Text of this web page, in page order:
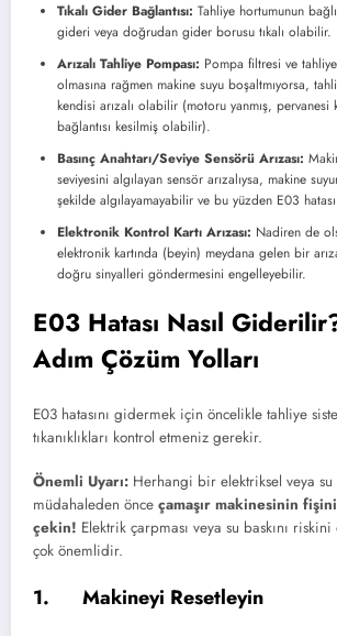
Tıkalı Gider Bağlantısı: Tahliye hortumunun
gideri veya doğrudan gider borusu tıkalı olabilir.
Arızalı Tahliye Pompası: Pompa filtresi ve
olmasına rağmen makine suyu boşaltmıyorsa,
kendisi arızalı olabilir (motoru yanmış, pervanesi
bağlantısı kesilmiş olabilir).
Basınç Anahtarı/Seviye Sensörü Arızası:
seviyesini algılayan sensör arızalıysa, makine
şekilde algılayamayabilir ve bu yüzden E03
Elektronik Kontrol Kartı Arızası: Nadiren de
elektronik kartında (beyin) meydana gelen bir
doğru sinyalleri göndermesini engelleyebilir.
E03 Hatası Nasıl
Adım Çözüm Yolları
E03 hatasını gidermek için öncelikle tahliye
tıkanıklıkları kontrol etmeniz gerekir.
Önemli Uyarı: Herhangi bir elektriksel veya
müdahaleden önce çamaşır makinesinin
çekin! Elektrik çarpması veya su baskını
çok önemlidir.
1. Makineyi Resetleyin